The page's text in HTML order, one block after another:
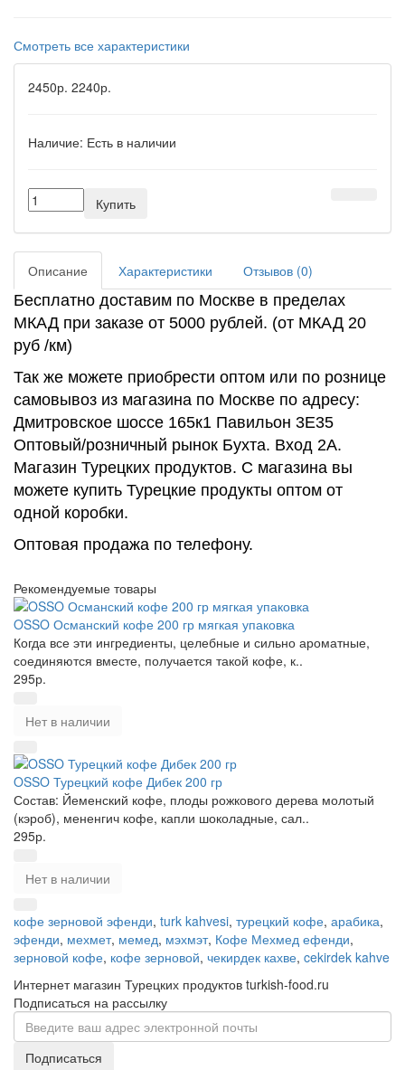
Смотреть все характеристики
2450р. 2240р.
Наличие: Есть в наличии
Купить
Описание Характеристики
Отзывов (0)
Бесплатно доставим по Москве в пределах
МКАД при заказе от 5000 рублей. (от МКАД 20
руб /км)
Так же можете приобрести оптом или по рознице
самовывоз из магазина по Москве по адресу:
Дмитровское шоссе 165к1 Павильон 3Е35
Оптовый/розничный рынок Бухта. Вход 2А.
Магазин Турецких продуктов. С магазина вы
можете купить Турецкие продукты оптом от
одной коробки.
Оптовая продажа по телефону.
Рекомендуемые товары
OSSO Османский кофе 200 гр мягкая упаковка
Когда все эти ингредиенты, целебные и сильно ароматные,
соединяются вместе, получается такой кофе, к..
295р.
Нет в наличии
OSSO Турецкий кофе Дибек 200 гр
Состав: Йеменский кофе, плоды рожкового дерева молотый
(кэроб), мененгич кофе, капли шоколадные, сал..
295р.
Нет в наличии
кофе зерновой эфенди, turk kahvesi, турецкий кофе, арабика,
эфенди, мехмет, мемед, мэхмэт, Кофе Мехмед ефенди,
зерновой кофе, кофе зерновой, чекирдек кахве, cekirdek kahve
Интернет магазин Турецких продуктов turkish-food.ru
Подписаться на рассылку
Подписаться